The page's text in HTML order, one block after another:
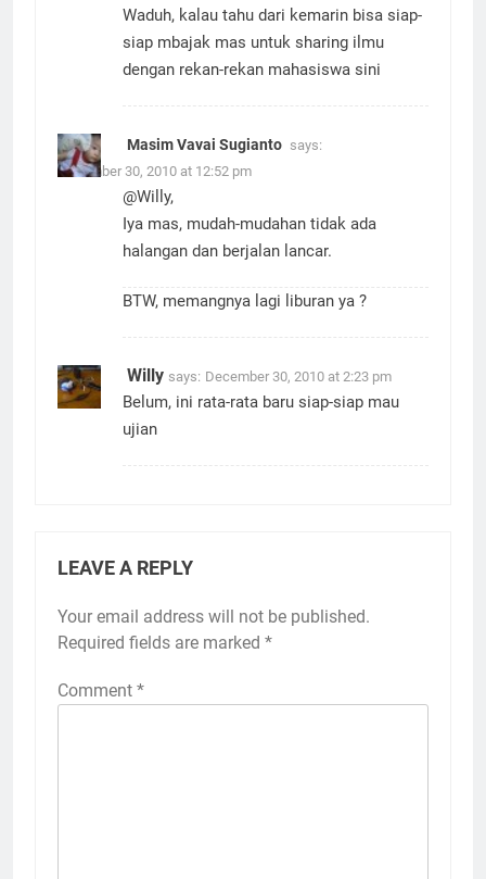
Waduh, kalau tahu dari kemarin bisa siap-
siap mbajak mas untuk sharing ilmu
dengan rekan-rekan mahasiswa sini
Masim Vavai Sugianto says:
December 30, 2010 at 12:52 pm
@Willy,
Iya mas, mudah-mudahan tidak ada
halangan dan berjalan lancar.
BTW, memangnya lagi liburan ya ?
Willy says: December 30, 2010 at 2:23 pm
Belum, ini rata-rata baru siap-siap mau
ujian
LEAVE A REPLY
Your email address will not be published.
Required fields are marked *
Comment *